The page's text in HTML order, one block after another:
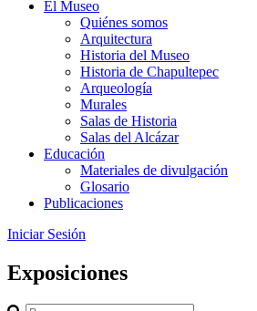
El Museo
Quiénes somos
Arquitectura
Historia del Museo
Historia de Chapultepec
Arqueología
Murales
Salas de Historia
Salas del Alcázar
Educación
Materiales de divulgación
Glosario
Publicaciones
Iniciar Sesión
Exposiciones